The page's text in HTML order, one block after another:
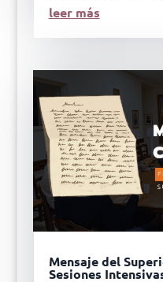
leer más
Mensaje del
Sesiones